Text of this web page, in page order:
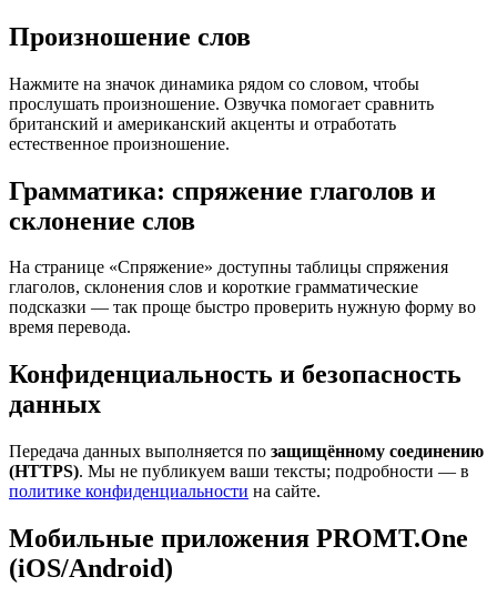
Произношение слов
Нажмите на значок динамика рядом со словом, чтобы
прослушать произношение. Озвучка помогает сравнить
британский и американский акценты и отработать
естественное произношение.
Грамматика: спряжение глаголов и
склонение слов
На странице «Спряжение» доступны таблицы спряжения
глаголов, склонения слов и короткие грамматические
подсказки — так проще быстро проверить нужную форму во
время перевода.
Конфиденциальность и безопасность
данных
Передача данных выполняется по защищённому соединению
(HTTPS). Мы не публикуем ваши тексты; подробности — в
политике конфиденциальности на сайте.
Мобильные приложения PROMT.One
(iOS/Android)